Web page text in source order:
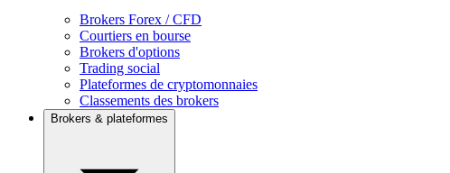
Brokers Forex / CFD
Courtiers en bourse
Brokers d'options
Trading social
Plateformes de cryptomonnaies
Classements des brokers
Brokers & plateformes